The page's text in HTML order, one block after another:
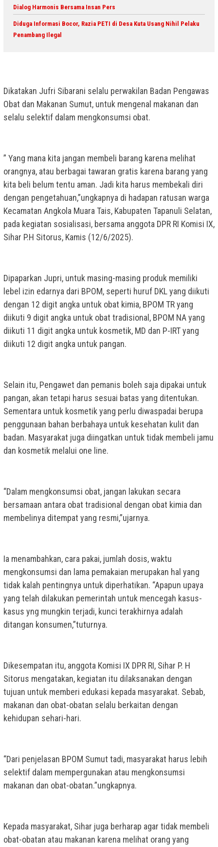
Dialog Harmonis Bersama Insan Pers
Diduga Informasi Bocor, Razia PETI di Desa Kuta Usang Nihil Pelaku
Penambang Ilegal
Dikatakan Jufri Sibarani selalu perwakilan Badan Pengawas
Obat dan Makanan Sumut, untuk mengenal makanan dan
selalu selektif dalam mengkonsumsi obat.
” Yang mana kita jangan membeli barang karena melihat
orangnya, atau berbagai tawaran gratis karena barang yang
kita beli belum tentu aman. Jadi kita harus membekali diri
dengan pengetahuan,”ungkapnya di hadapan ratusan warga
Kecamatan Angkola Muara Tais, Kabupaten Tapanuli Selatan,
pada kegiatan sosialisasi, bersama anggota DPR RI Komisi IX,
Sihar P.H Sitorus, Kamis (12/6/2025).
Dipaparkan Jupri, untuk masing-masing produk memiliki
lebel izin edarnya dari BPOM, seperti huruf DKL yang diikuti
dengan 12 digit angka untuk obat kimia, BPOM TR yang
diikuti 9 digit angka untuk obat tradisional, BPOM NA yang
diikuti 11 digit angka untuk kosmetik, MD dan P-IRT yang
diikuti 12 digit angka untuk pangan.
Selain itu, Pengawet dan pemanis boleh saja dipakai untuk
pangan, akan tetapi harus sesuai batas yang ditentukan.
Sementara untuk kosmetik yang perlu diwaspadai berupa
penggunaan bahan berbahaya untuk kesehatan kulit dan
badan. Masyarakat juga diingatkan untuk tidak membeli jamu
dan kosmetik melalui one line.
“Dalam mengkonsumsi obat, jangan lakukan secara
bersamaan antara obat tradisional dengan obat kimia dan
membelinya ditempat yang resmi,”ujarnya.
Ia menambahkan, cara pakai, jumlah dosis, waktu
mengkonsumsi dan lama pemakaian merupakan hal yang
tidak kalah pentingnya untuk diperhatikan. “Apapun upaya
yang telah dilakukan pemerintah untuk mencegah kasus-
kasus yng mungkin terjadi, kunci terakhirnya adalah
ditangan konsumen,”tuturnya.
Dikesempatan itu, anggota Komisi IX DPR RI, Sihar P. H
Sitorus mengatakan, kegiatan itu dilaksanakan dengan
tujuan untuk memberi edukasi kepada masyarakat. Sebab,
makanan dan obat-obatan selalu berkaitan dengan
kehidupan sehari-hari.
“Dari penjelasan BPOM Sumut tadi, masyarakat harus lebih
selektif dalam mempergunakan atau mengkonsumsi
makanan dan obat-obatan.”ungkapnya.
Kepada masyarakat, Sihar juga berharap agar tidak membeli
obat-obatan atau makanan karena melihat orang yang